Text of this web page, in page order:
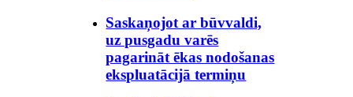
Saskaņojot ar būvvaldi,
uz pusgadu varēs
pagarināt ēkas nodošanas
ekspluatācijā termiņu